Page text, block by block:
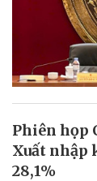
Phiên họp
Xuất nhập
28,1%